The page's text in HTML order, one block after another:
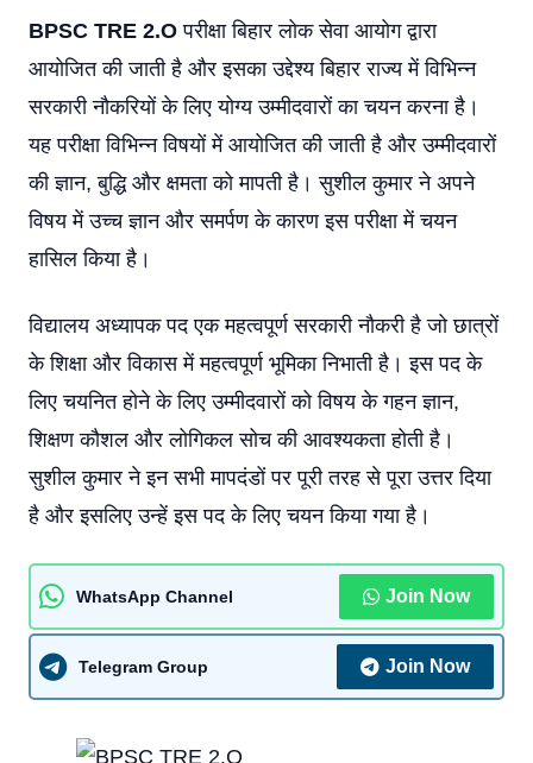
BPSC TRE 2.O परीक्षा बिहार लोक सेवा आयोग द्वारा
आयोजित की जाती है और इसका उद्देश्य बिहार राज्य में विभिन्न
सरकारी नौकरियों के लिए योग्य उम्मीदवारों का चयन करना है।
यह परीक्षा विभिन्न विषयों में आयोजित की जाती है और उम्मीदवारों
की ज्ञान, बुद्धि और क्षमता को मापती है। सुशील कुमार ने अपने
विषय में उच्च ज्ञान और समर्पण के कारण इस परीक्षा में चयन
हासिल किया है।
विद्यालय अध्यापक पद एक महत्वपूर्ण सरकारी नौकरी है जो छात्रों
के शिक्षा और विकास में महत्वपूर्ण भूमिका निभाती है। इस पद के
लिए चयनित होने के लिए उम्मीदवारों को विषय के गहन ज्ञान,
शिक्षण कौशल और लोगिकल सोच की आवश्यकता होती है।
सुशील कुमार ने इन सभी मापदंडों पर पूरी तरह से पूरा उत्तर दिया
है और इसलिए उन्हें इस पद के लिए चयन किया गया है।
WhatsApp Channel Join Now
Telegram Group Join Now